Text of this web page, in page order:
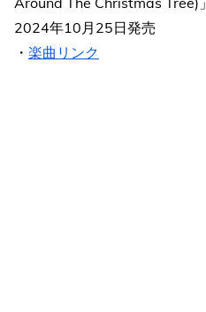
2024年10月25日発売
・ 楽曲リンク